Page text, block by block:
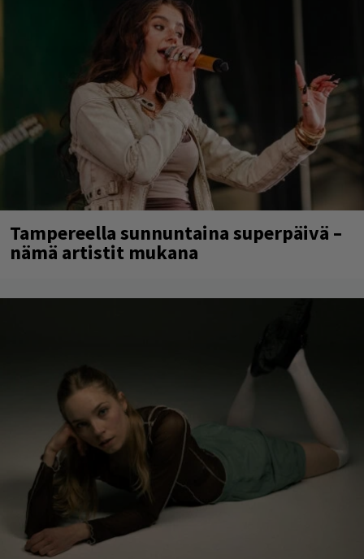
Tampereella sunnuntaina superpäivä –
nämä artistit mukana